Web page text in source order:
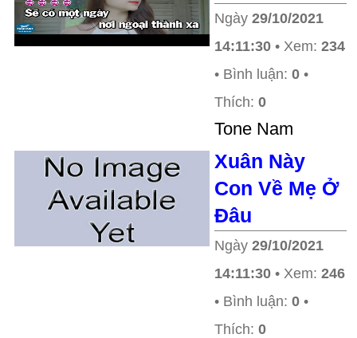
Ngày 29/10/2021
14:11:30 • Xem: 234
• Bình luận: 0 •
Thích: 0
Tone Nam
Xuân Này
Con Về Mẹ Ở
Đâu
Ngày 29/10/2021
14:11:30 • Xem: 246
• Bình luận: 0 •
Thích: 0